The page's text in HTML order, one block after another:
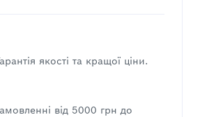
якості та кращої ціни.
від 5000 грн до